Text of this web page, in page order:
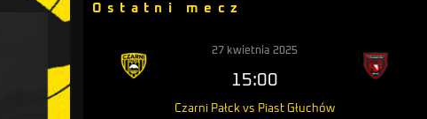
Ostatni mecz
27 kwietnia 2025
15:00
Czarni Pałck vs Piast Głuchów